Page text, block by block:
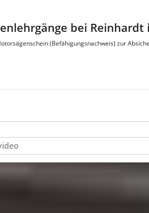
bei Reinhardt
(Befähigungsnachweis) zur